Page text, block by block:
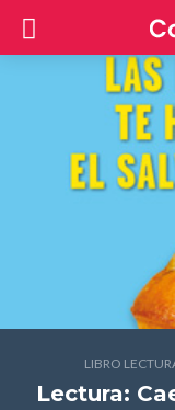
LIBRO
Lectura: